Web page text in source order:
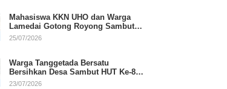
Mahasiswa KKN UHO dan Warga
Lamedai Gotong Royong Sambut
HUT Ke-81 RI
25/07/2026
Warga Tanggetada Bersatu
Bersihkan Desa Sambut HUT Ke-81
RI
23/07/2026